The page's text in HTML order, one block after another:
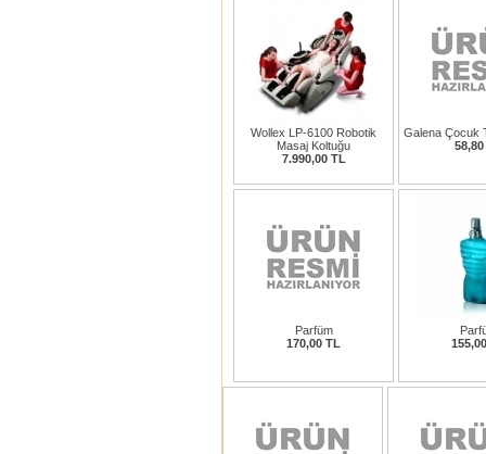
Wollex LP-6100 Robotik
Masaj Koltuğu
7.990,00 TL
Galena Çocuk
Parfüm
170,00 TL